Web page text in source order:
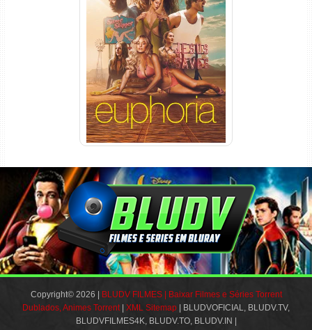
Euphoria 3ª Temporada
Torrent (2026) WEB-DL 1080p
Dual Áudio
Copyright© 2026 |
BLUDV FILMES | Baixar Filmes e Séries Torrent
Dublados, Animes Torrent| XML Sitemap | BLUDVOFICIAL, BLUDV.TV,
BLUDVFILMES4K, BLUDV.TO, BLUDV.IN |